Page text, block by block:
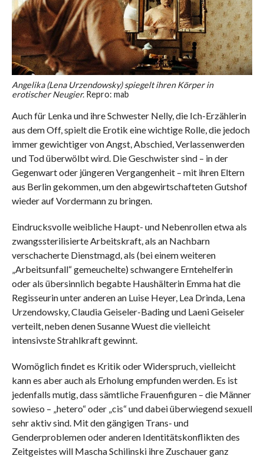
Angelika (Lena Urzendowsky) spiegelt ihren Körper in
erotischer Neugier.Repro: mab
Auch für Lenka und ihre Schwester Nelly, die Ich-Erzählerin
aus dem Off, spielt die Erotik eine wichtige Rolle, die jedoch
immer gewichtiger von Angst, Abschied, Verlassenwerden
und Tod überwölbt wird. Die Geschwister sind – in der
Gegenwart oder jüngeren Vergangenheit – mit ihren Eltern
aus Berlin gekommen, um den abgewirtschafteten Gutshof
wieder auf Vordermann zu bringen.
Eindrucksvolle weibliche Haupt- und Nebenrollen etwa als
zwangssterilisierte Arbeitskraft, als an Nachbarn
verschacherte Dienstmagd, als (bei einem weiteren
„Arbeitsunfall“ gemeuchelte) schwangere Erntehelferin
oder als übersinnlich begabte Haushälterin Emma hat die
Regisseurin unter anderen an Luise Heyer, Lea Drinda, Lena
Urzendowsky, Claudia Geiseler-Bading und Laeni Geiseler
verteilt, neben denen Susanne Wuest die vielleicht
intensivste Strahlkraft gewinnt.
Womöglich findet es Kritik oder Widerspruch, vielleicht
kann es aber auch als Erholung empfunden werden. Es ist
jedenfalls mutig, dass sämtliche Frauenfiguren – die Männer
sowieso – „hetero“ oder „cis“ und dabei überwiegend sexuell
sehr aktiv sind. Mit den gängigen Trans- und
Genderproblemen oder anderen Identitätskonflikten des
Zeitgeistes will Mascha Schilinski ihre Zuschauer ganz